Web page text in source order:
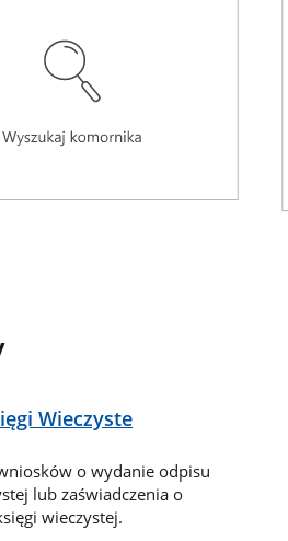
Wieczyste
o wydanie odpisu
lub zaświadczenia o
wieczystej.